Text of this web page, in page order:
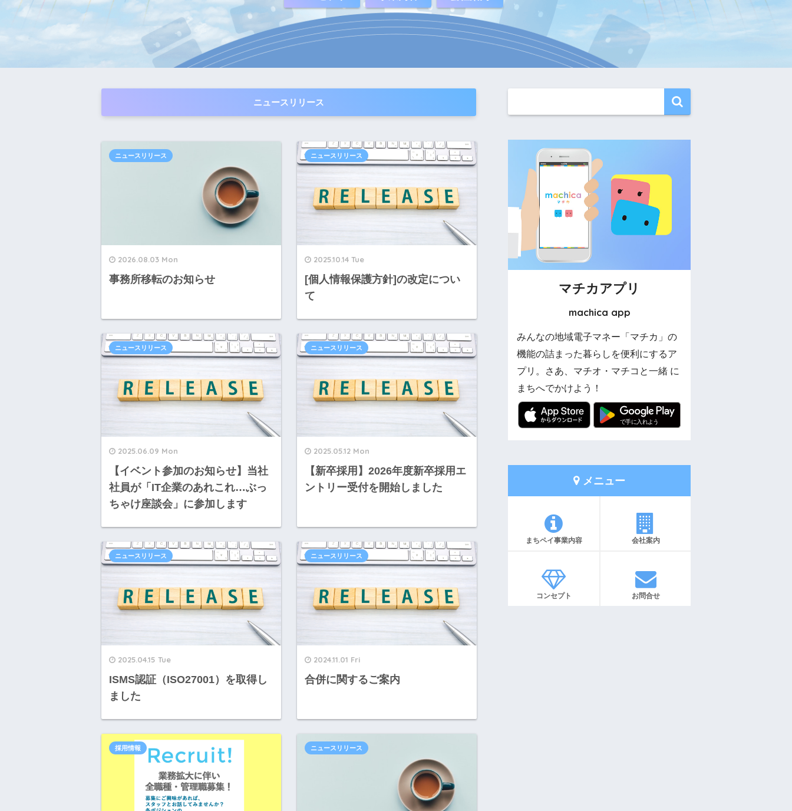
ニュースリリース
2026.08.03 Mon
事務所移転のお知らせ
ニュースリリース
2025.10.14 Tue
[個人情報保護方針]の改定につい
て
ニュースリリース
2025.06.09 Mon
【イベント参加のお知らせ】当社
社員が「IT企業のあれこれ…ぶっ
ちゃけ座談会」に参加します
ニュースリリース
2025.05.12 Mon
【新卒採用】2026年度新卒採用エ
ントリー受付を開始しました
ニュースリリース
2025.04.15 Tue
ISMS認証（ISO27001）を取得し
ました
ニュースリリース
2024.11.01 Fri
合併に関するご案内
ニュースリリース
採用情報 ニュースリリース
マチカアプリ
machica app
みんなの地域電子マネー「マチカ」の
機能の詰まった暮らしを便利にするア
プリ。さあ、マチオ・マチコと一緒 に
まちへでかけよう！
メニュー
まちペイ事業内容 会社案内
コンセプト お問合せ